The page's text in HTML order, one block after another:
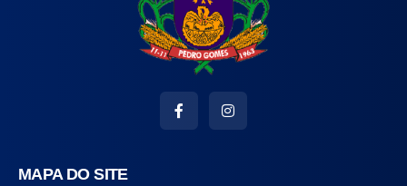
MAPA DO SITE